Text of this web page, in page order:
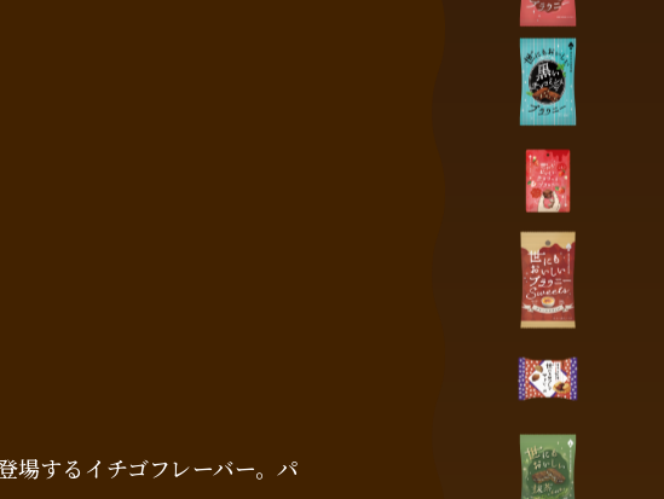
場するイチゴフレーバー。パ